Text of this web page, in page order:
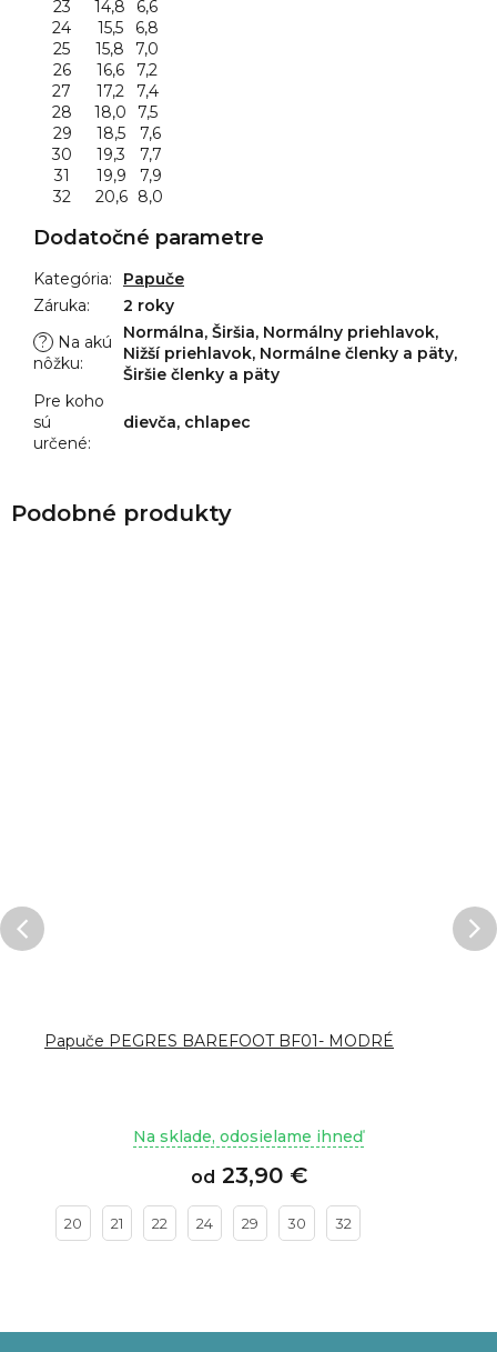
23 14,8
6,6
24
15,5
6,8
25
15,8
7,0
26
16,6
7,2
27
17,2
7,4
28
18,0
7,5
29
18,5
7,6
30
19,3
7,7
31
19,9
7,9
32
20,6 8,0
Dodatočné parametre
Kategória:
Papuče
Záruka:
2 roky
?
Na akú
nôžku:
Normálna, Širšia, Normálny priehlavok,
Nižší priehlavok, Normálne členky a päty,
Širšie členky a päty
Pre koho
sú
určené:
dievča, chlapec
Papuče PEGRES BAREFOOT BF01- MODRÉ
Na sklade, odosielame ihneď
od 23,90 €
20 21 22 24 29 30 32